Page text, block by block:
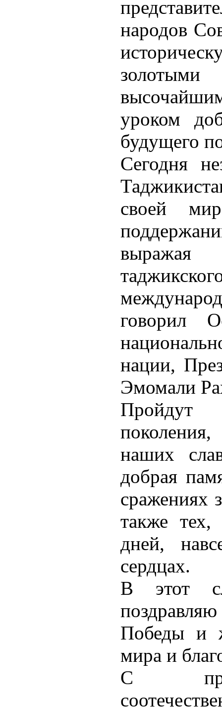
народов
уроком
будущего
Сегодня
своей
выражая
говорил
нации,
Эмомали
Пройдут
наших
добрая
сражениях
также
дней,
сердцах.
В этот
Победы и
мира и
С